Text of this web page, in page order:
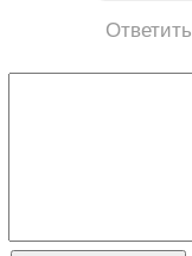
Ответить